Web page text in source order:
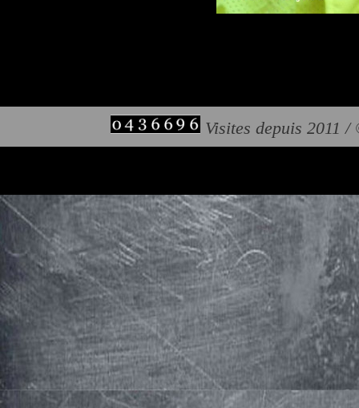
Visites depuis 2011